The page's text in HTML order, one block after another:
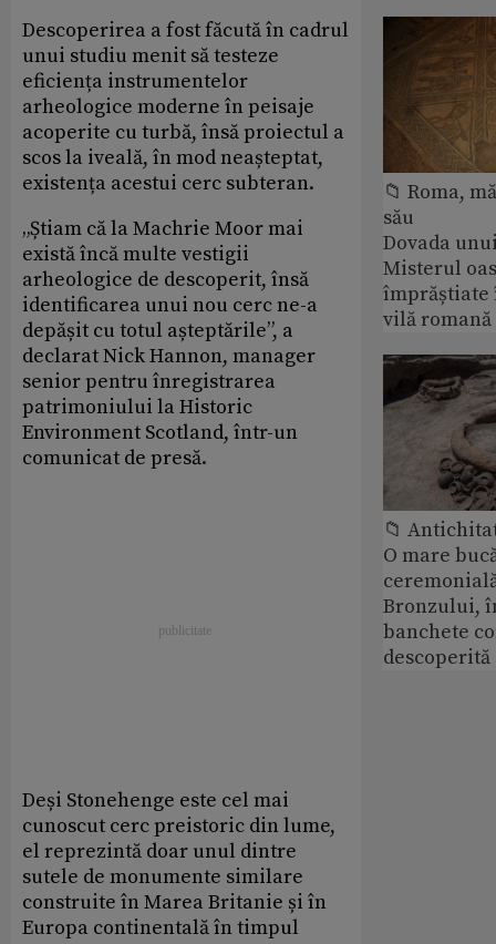
Descoperirea a fost făcută în cadrul
unui studiu menit să testeze
eficiența instrumentelor
arheologice moderne în peisaje
acoperite cu turbă, însă proiectul a
scos la iveală, în mod neașteptat,
existența acestui cerc subteran.
„Știam că la Machrie Moor mai
există încă multe vestigii
arheologice de descoperit, însă
identificarea unui nou cerc ne-a
depășit cu totul așteptările”, a
declarat Nick Hannon, manager
senior pentru înregistrarea
patrimoniului la Historic
Environment Scotland, într-un
comunicat de presă.
Deși Stonehenge este cel mai
cunoscut cerc preistoric din lume,
el reprezintă doar unul dintre
sutele de monumente similare
construite în Marea Britanie și în
Europa continentală în timpul
📁 Roma,
său
Dovada
Misterul
împrăștiate
vilă romană
📁
O mare
Bronzului,
banchete